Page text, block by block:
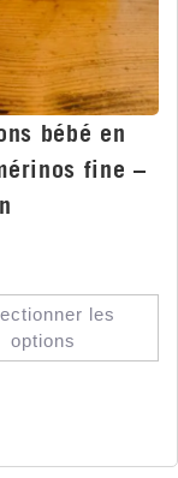
bébé en
fine –
les
options